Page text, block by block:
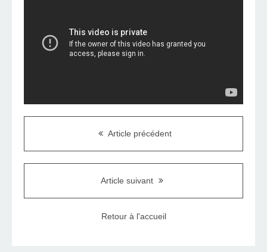
Article précédent
Article suivant
Retour à l'accueil